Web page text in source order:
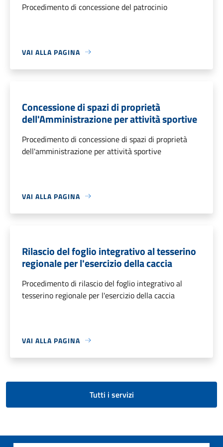
Procedimento di concessione del patrocinio
VAI ALLA PAGINA
Concessione di spazi di proprietà
dell'Amministrazione per attività sportive
Procedimento di concessione di spazi di proprietà
dell'amministrazione per attività sportive
VAI ALLA PAGINA
Rilascio del foglio integrativo al tesserino
regionale per l'esercizio della caccia
Procedimento di rilascio del foglio integrativo al
tesserino regionale per l'esercizio della caccia
VAI ALLA PAGINA
Tutti i servizi